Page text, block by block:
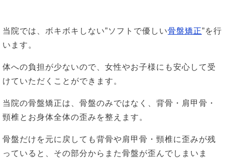
当院では、ボキボキしない”ソフトで優しい骨盤矯正”を行
います。
体への負担が少ないので、女性やお子様にも安心して受
けていただくことができます。
当院の骨盤矯正は、骨盤のみではなく、背骨・肩甲骨・
頸椎とお身体全体の歪みを整えます。
骨盤だけを元に戻しても背骨や肩甲骨・頸椎に歪みが残
っていると、その部分からまた骨盤が歪んでしまいま